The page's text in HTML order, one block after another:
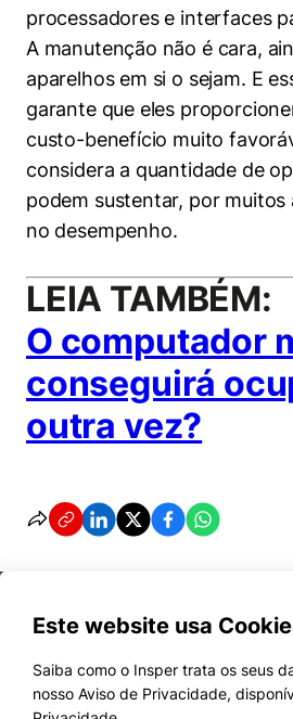
processadores e interfaces
A manutenção não é cara,
aparelhos em si o sejam. E
garante que eles
custo-benefício muito
considera a quantidade de
podem sustentar, por muitos
no desempenho.
LEIA TAMBÉM:
O computador
conseguirá
outra vez?
Este website usa
Saiba como o Insper trata os seus
nosso Aviso de Privacidade,
Cursos